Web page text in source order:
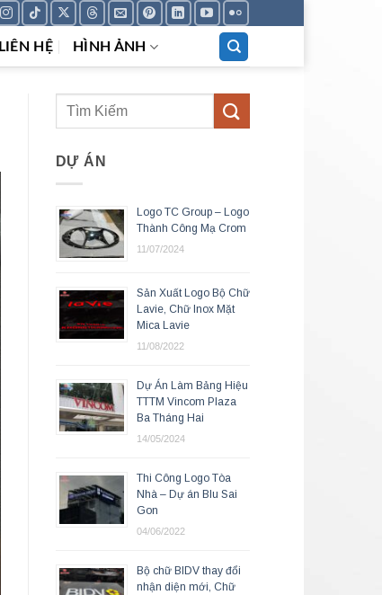
LIÊN HỆ HÌNH ẢNH
DỰ ÁN
Logo TC Group – Logo
Thành Công Mạ Crom
11/07/2024
Sản Xuất Logo Bộ Chữ
Lavie, Chữ Inox Mặt
Mica Lavie
11/08/2022
Dự Án Làm Bảng Hiệu
TTTM Vincom Plaza
Ba Tháng Hai
14/05/2024
Thi Công Logo Tòa
Nhà – Dự án Blu Sai
Gon
04/06/2022
Bộ chữ BIDV thay đổi
nhận diện mới, Chữ